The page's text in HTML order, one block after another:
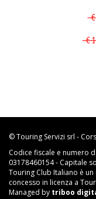
€
€
© Touring Servizi srl -
Codice fiscale e numero
03178460154 - Capitale
Touring Club Italiano è
concesso in licenza a
Managed by triboo